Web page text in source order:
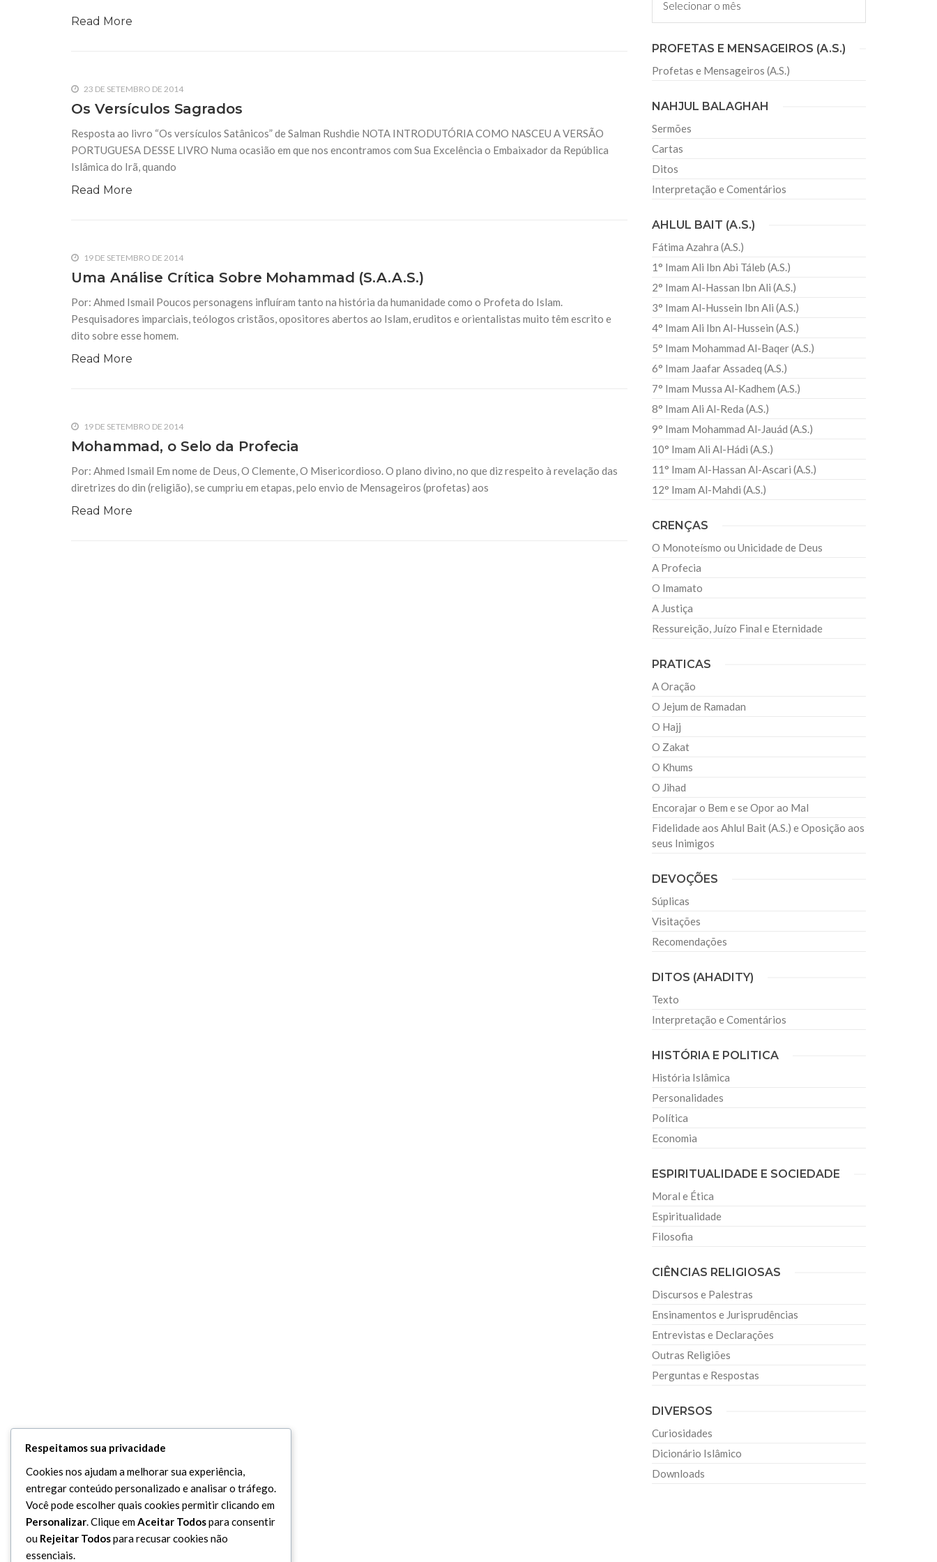
Falecimento do Imam Ali Ibn Al-Hussein (A.S.)
Relações Exteriores da República Islâmica do Irã
Na noite da quinta-feira, 03 de Abril, o Centro Islâmico no Brasil recebeu em sua
sede, em São Paulo, o ex-ministro das Relações Exteriores da República Islâmica
Read More
23 DE SETEMBRO DE 2014
Os Versículos Sagrados
Resposta ao livro “Os versículos Satânicos” de Salman Rushdie NOTA INTRODUTÓRIA COMO NASCEU A VERSÃO
PORTUGUESA DESSE LIVRO Numa ocasião em que nos encontramos com Sua Excelência o Embaixador da República
Islâmica do Irã, quando
Read More
19 DE SETEMBRO DE 2014
Uma Análise Crítica Sobre Mohammad (S.A.A.S.)
Por: Ahmed Ismail Poucos personagens influíram tanto na história da humanidade como o Profeta do Islam.
Pesquisadores imparciais, teólogos cristãos, opositores abertos ao Islam, eruditos e orientalistas muito têm escrito e
dito sobre esse homem.
Read More
19 DE SETEMBRO DE 2014
Mohammad, o Selo da Profecia
Por: Ahmed Ismail Em nome de Deus, O Clemente, O Misericordioso. O plano divino, no que diz respeito à revelação das
diretrizes do din (religião), se cumpriu em etapas, pelo envio de Mensageiros (profetas) aos
Read More
PROFETAS E MENSAGEIROS (A.S.)
Profetas e Mensageiros (A.S.)
NAHJUL BALAGHAH
Sermões
Cartas
Ditos
Interpretação e Comentários
AHLUL BAIT (A.S.)
Fátima Azahra (A.S.)
1° Imam Ali Ibn Abi Táleb (A.S.)
2° Imam Al-Hassan Ibn Ali (A.S.)
3° Imam Al-Hussein Ibn Ali (A.S.)
4° Imam Ali Ibn Al-Hussein (A.S.)
5° Imam Mohammad Al-Baqer (A.S.)
6° Imam Jaafar Assadeq (A.S.)
7° Imam Mussa Al-Kadhem (A.S.)
8° Imam Ali Al-Reda (A.S.)
9° Imam Mohammad Al-Jauád (A.S.)
10° Imam Ali Al-Hádi (A.S.)
11° Imam Al-Hassan Al-Ascari (A.S.)
12° Imam Al-Mahdi (A.S.)
CRENÇAS
O Monoteísmo ou Unicidade de Deus
A Profecia
O Imamato
A Justiça
Ressureição, Juízo Final e Eternidade
PRATICAS
A Oração
O Jejum de Ramadan
O Hajj
O Zakat
O Khums
O Jihad
Encorajar o Bem e se Opor ao Mal
Fidelidade aos Ahlul Bait (A.S.) e Oposição aos
seus Inimigos
DEVOÇÕES
Súplicas
Visitações
Recomendações
DITOS (AHADITY)
Texto
Interpretação e Comentários
HISTÓRIA E POLITICA
História Islâmica
Personalidades
Política
Economia
ESPIRITUALIDADE E SOCIEDADE
Moral e Ética
Espiritualidade
Filosofia
CIÊNCIAS RELIGIOSAS
Discursos e Palestras
Ensinamentos e Jurisprudências
Entrevistas e Declarações
Outras Religiões
Perguntas e Respostas
DIVERSOS
Curiosidades
Dicionário Islâmico
Downloads
Respeitamos sua privacidade
Cookies nos ajudam a melhorar sua experiência,
entregar conteúdo personalizado e analisar o tráfego.
Você pode escolher quais cookies permitir clicando em
Personalizar. Clique emAceitar Todospara consentir
ou Rejeitar Todospara recusar cookies não
essenciais.